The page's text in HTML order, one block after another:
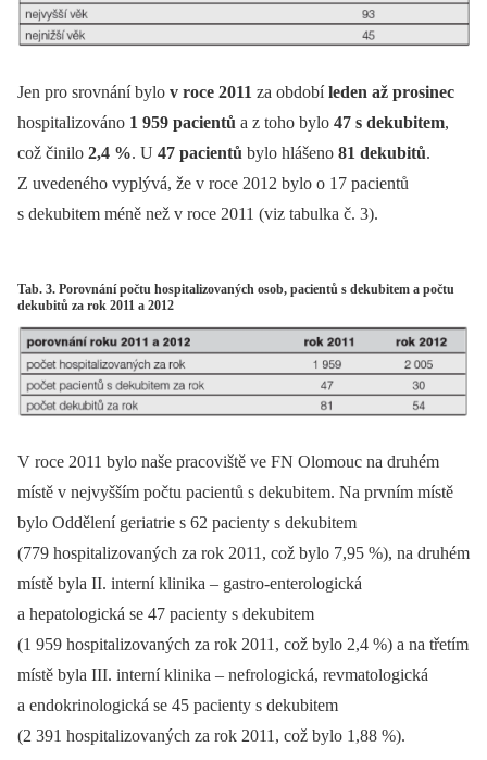
Jen pro srovnání bylo v roce 2011 za obdobíleden až prosinec
hospitalizováno 1 959 pacientů a z toho bylo 47 s dekubitem,
což činilo 2,4 %. U 47 pacientů bylo hlášeno 81 dekubitů.
Z uvedeného vyplývá, že v roce 2012 bylo o 17 pacientů
s dekubitem méně než v roce 2011 (viz tabulka č. 3).
Tab. 3. Porovnání počtu hospitalizovaných osob, pacientů s dekubitem a počtu
dekubitů za rok 2011 a 2012
V roce 2011 bylo naše pracoviště ve FN Olomouc na druhém
místě v nejvyšším počtu pacientů s dekubitem. Na prvním místě
bylo Oddělení geriatrie s 62 pacienty s dekubitem
(779 hospitalizovaných za rok 2011, což bylo 7,95 %), na druhém
místě byla II. interní klinika –⁠ gastro-enterologická
a hepatologická se 47 pacienty s dekubitem
(1 959 hospitalizovaných za rok 2011, což bylo 2,4 %) a na třetím
místě byla III. interní klinika –⁠ nefrologická, revmatologická
a endokrinologická se 45 pacienty s dekubitem
(2 391 hospitalizovaných za rok 2011, což bylo 1,88 %).